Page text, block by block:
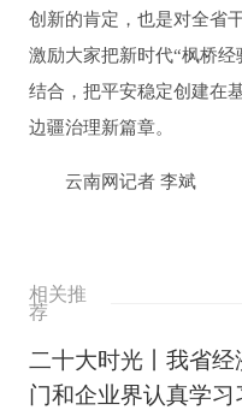
创新的肯定，也是对全省
激励大家把新时代“枫桥
结合，把平安稳定创建在
边疆治理新篇章。
云南网记者 李斌
相关推
荐
二十大时光丨我省经
门和企业界认真学习